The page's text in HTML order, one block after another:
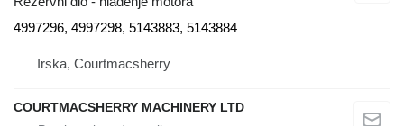
4997296, 4997298, 5143883, 5143884
Irska, Courtmacsherry
COURTMACSHERRY MACHINERY LTD